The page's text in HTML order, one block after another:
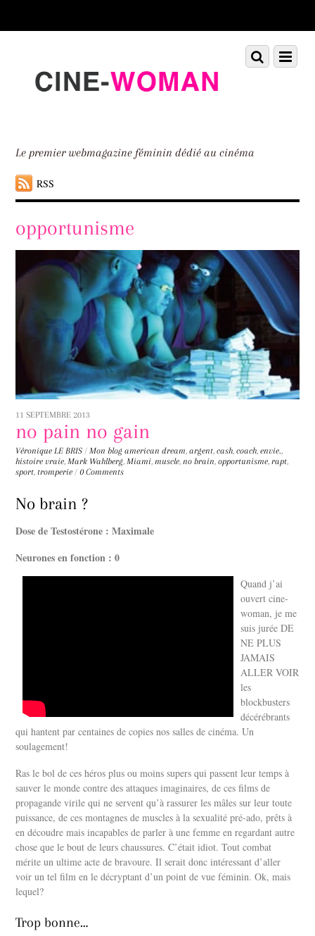
down
Le premier webmagazine féminin dédié au cinéma
RSS
Menu
Scroll
down
opportunisme
11 SEPTEMBRE 2013
no pain no gain
Véronique LE BRIS / Mon blog american dream,argent,cash,coach,envie.,
histoire vraie, Mark Wahlberg, Miami, muscle, no brain,opportunisme, rapt,
sport, tromperie / 0 Comments
No brain ?
Dose de Testostérone : Maximale
Neurones en fonction : 0
Quand j’ai
ouvert cine-
woman, je me
suis jurée DE
NE PLUS
JAMAIS
ALLER VOIR
les
blockbusters
décérébrants
qui hantent par centaines de copies nos salles de cinéma. Un
soulagement!
Ras le bol de ces héros plus ou moins supers qui passent leur temps à
sauver le monde contre des attaques imaginaires, de ces films de
propagande virile qui ne servent qu’à rassurer les mâles sur leur toute
puissance, de ces montagnes de muscles à la sexualité pré-ado, prêts à
en découdre mais incapables de parler à une femme en regardant autre
chose que le bout de leurs chaussures. C’était idiot. Tout combat
mérite un ultime acte de bravoure. Il serait donc intéressant d’aller
voir un tel film en le décryptant d’un point de vue féminin. Ok, mais
lequel?
Trop bonne…